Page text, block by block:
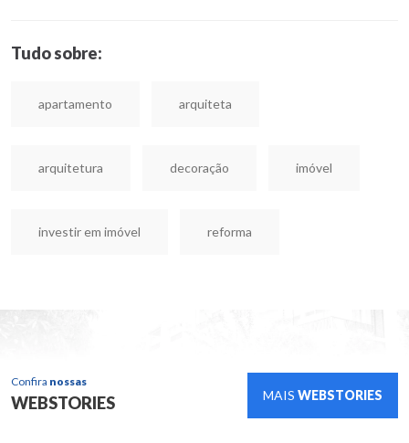
Tudo sobre:
apartamento arquiteta
arquitetura decoração imóvel
investir em imóvel reforma
Confira nossas
WEBSTORIES MAIS WEBSTORIES